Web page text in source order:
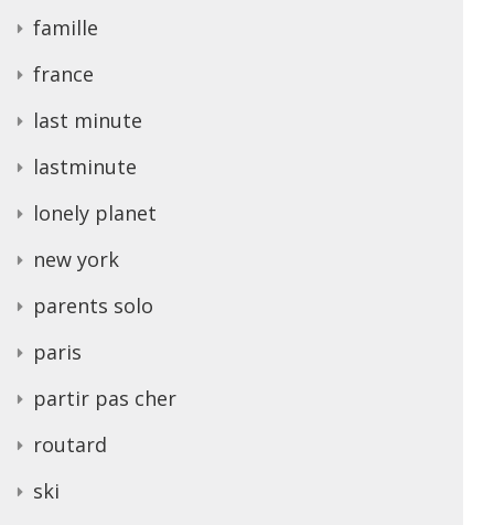
famille
france
last minute
lastminute
lonely planet
new york
parents solo
paris
partir pas cher
routard
ski